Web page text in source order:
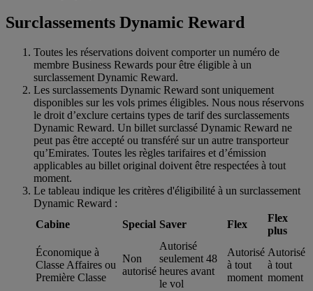
Surclassements Dynamic Reward
Toutes les réservations doivent comporter un numéro de
membre Business Rewards pour être éligible à un
surclassement Dynamic Reward.
Les surclassements Dynamic Reward sont uniquement
disponibles sur les vols primes éligibles. Nous nous réservons
le droit d’exclure certains types de tarif des surclassements
Dynamic Reward. Un billet surclassé Dynamic Reward ne
peut pas être accepté ou transféré sur un autre transporteur
qu’Emirates. Toutes les règles tarifaires et d’émission
applicables au billet original doivent être respectées à tout
moment.
Le tableau indique les critères d'éligibilité à un surclassement
Dynamic Reward :
Cabine
Special Saver Flex
Flex
plus
Économique à
Classe Affaires ou
Première Classe
Non
autorisé
Autorisé
seulement 48
heures avant
le vol
Autorisé
à tout
moment
Autorisé
à tout
moment